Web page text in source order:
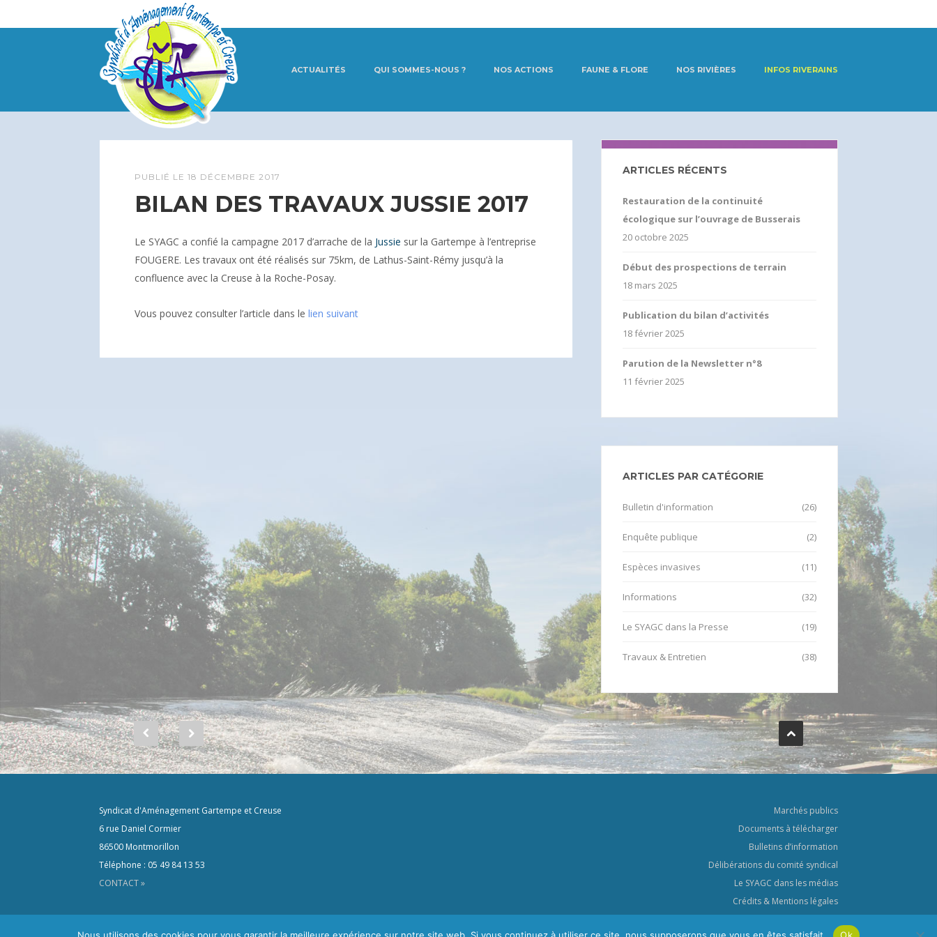
ACTUALITÉS QUI SOMMES-NOUS ? NOS ACTIONS FAUNE & FLORE NOS RIVIÈRES INFOS RIVERAINS
PUBLIÉ LE 18 DÉCEMBRE 2017
BILAN DES TRAVAUX JUSSIE 2017
Le SYAGC a confié la campagne 2017 d’arrache de la Jussie sur la Gartempe à l’entreprise
FOUGERE. Les travaux ont été réalisés sur 75km, de Lathus-Saint-Rémy jusqu’à la
confluence avec la Creuse à la Roche-Posay.
Vous pouvez consulter l’article dans le lien suivant
ARTICLES RÉCENTS
Restauration de la continuité
écologique sur l’ouvrage de Busserais
20 octobre 2025
Début des prospections de terrain
18 mars 2025
Publication du bilan d’activités
18 février 2025
Parution de la Newsletter n°8
11 février 2025
ARTICLES PAR CATÉGORIE
Bulletin d'information (26)
Enquête publique (2)
Espèces invasives (11)
Informations (32)
Le SYAGC dans la Presse (19)
Travaux & Entretien (38)
Syndicat d'Aménagement Gartempe et Creuse
6 rue Daniel Cormier
86500 Montmorillon
Téléphone : 05 49 84 13 53
CONTACT »
Marchés publics
Documents à télécharger
Bulletins d’information
Délibérations du comité syndical
Le SYAGC dans les médias
Crédits & Mentions légales